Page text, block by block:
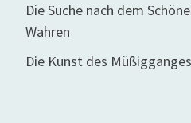
Die Suche nach dem
Wahren
Die Kunst des Müßigganges